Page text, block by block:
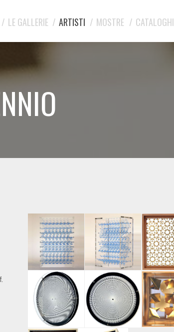
LE GALLERIE ARTISTI MOSTRE CATALOGHI